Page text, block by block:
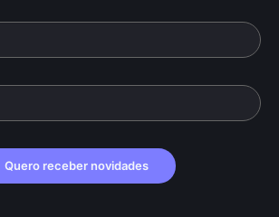
Quero receber novidades